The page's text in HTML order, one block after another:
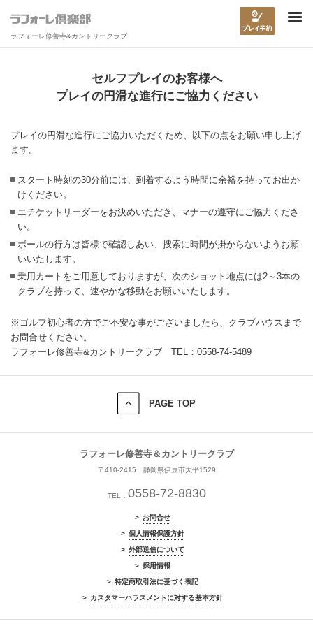
ラフォーレ修善寺&カントリークラブ
セルフプレイのお客様へ
プレイの円滑な進行にご協力ください
プレイの円滑な進行にご協力いただくため、以下の点をお願い申し上げ
ます。
スタート時刻の30分前には、到着するよう時間に余裕を持ってお出か
けください。
エチケットリーダーをお決めいただき、マナーの遵守にご協力くださ
い。
ボールの行方は皆様で確認しあい、捜索に時間が掛からないようお願
いいたします。
乗用カートをご用意しておりますが、次のショット地点には2～3本の
クラブを持って、速やかな移動をお願いいたします。
※ゴルフ初心者の方でご不安な事がございましたら、クラブハウスまで
お問合せください。
ラフォーレ修善寺&カントリークラブ TEL：0558-74-5489
PAGE TOP
ラフォーレ修善寺＆カントリークラブ
〒410-2415 静岡県伊豆市大平1529
TEL： 0558-72-8830
お問合せ
個人情報保護方針
外部送信について
採用情報
特定商取引法に基づく表記
カスタマーハラスメントに対する基本方針